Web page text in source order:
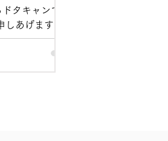
タキャンで大
あげます。
りを見つけ
きなくなって